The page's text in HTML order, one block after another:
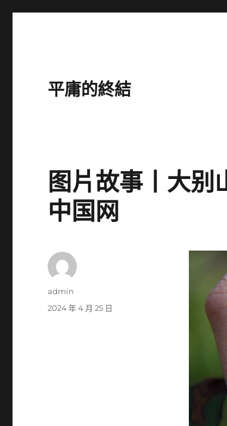
平庸的終結
图片故事丨大别
中国网
作
admin
發
2024 年 4 月 25 日